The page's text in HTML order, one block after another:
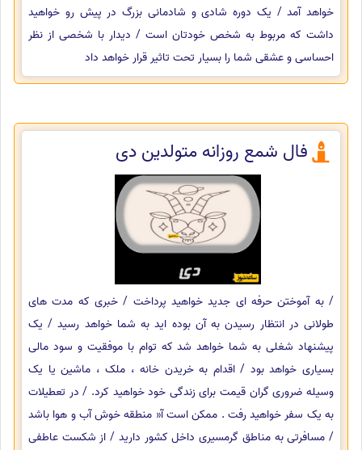
خواهد آمد / یک دوره شادی و شادمانی بزرگ در پیش رو خواهید
داشت که مربوط به شخص خودتان است / دیدار با شخصی از نظر
احساسی و عشقی شما را بسیار تحت تاثیر قرار خواهد داد
فال شمع روزانه متولدین دی
/ به آموختن حرفه ای جدید خواهید پرداخت / خبری که مدت های
طولانی در انتظار رسیدن به آن بوده اید به شما خواهد رسید / یک
پیشنهاد شغلی به شما خواهد شد که توام با موفقیت و سود مالی
بسیاری خواهد بود / اقدام به خریدن خانه ، ملک ، ماشین یا یک
وسیله ضروری گران قیمت برای زندگی خود خواهید کرد. / در تعطیلات
به یک سفر خواهید رفت . ممکن است آ« منطقه خوش آب و هوا باشد
/ مسافرتی به مناطق گرمسیری داخل کشور دارید / از شکست عاطفی